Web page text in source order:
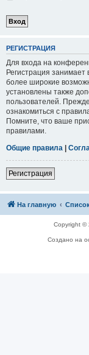
РЕГИСТРАЦИЯ
Для входа на
Регистрация занимает
более широкие
установлены также
пользователей.
ознакомиться с
Помните, что ваше
правилами.
Общие правила |
Регистрация
На главную
Copyright ©
Создано на